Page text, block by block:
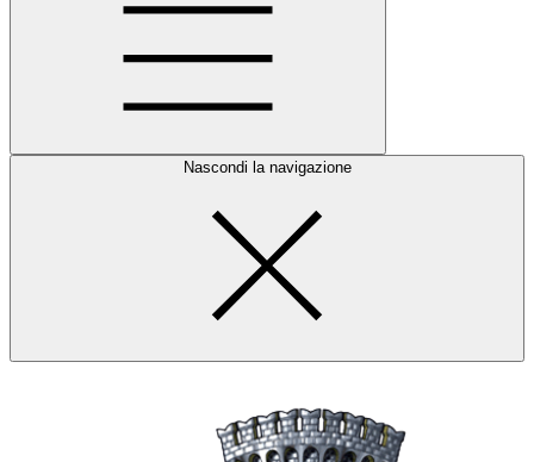
Nascondi la navigazione